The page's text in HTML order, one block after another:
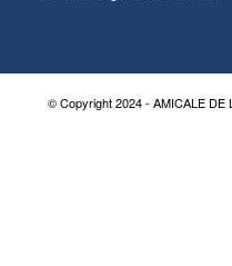
© Copyright 2024 - AMICALE DE